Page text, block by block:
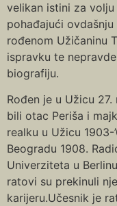
velikan istini za
pohađajući
rođenom Užičaninu
ispravku te
biografiju.
Rođen je u Užicu
bili otac Periša i
realku u Užicu
Beogradu 1908.
Univerziteta u
ratovi su prekinuli
karijeru.Učesnik je